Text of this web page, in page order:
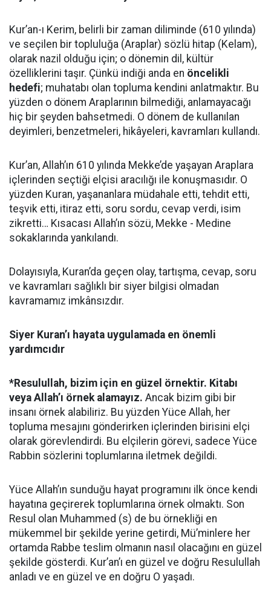
Kur’an-ı Kerim, belirli bir zaman diliminde (610 yılında)
ve seçilen bir topluluğa (Araplar) sözlü hitap (Kelam),
olarak nazil olduğu için; o dönemin dil, kültür
özelliklerini taşır. Çünkü indiği anda en öncelikli
hedefi; muhatabı olan topluma kendini anlatmaktır. Bu
yüzden o dönem Araplarının bilmediği, anlamayacağı
hiç bir şeyden bahsetmedi. O dönem de kullanılan
deyimleri, benzetmeleri, hikâyeleri, kavramları kullandı.
Kur’an, Allah’ın 610 yılında Mekke’de yaşayan Araplara
içlerinden seçtiği elçisi aracılığı ile konuşmasıdır. O
yüzden Kuran, yaşananlara müdahale etti, tehdit etti,
teşvik etti, itiraz etti, soru sordu, cevap verdi, isim
zikretti… Kısacası Allah’ın sözü, Mekke - Medine
sokaklarında yankılandı.
Dolayısıyla, Kuran’da geçen olay, tartışma, cevap, soru
ve kavramları sağlıklı bir siyer bilgisi olmadan
kavramamız imkânsızdır.
Siyer Kuran’ı hayata uygulamada en önemli
yardımcıdır
*Resulullah, bizim için en güzel örnektir. Kitabı
veya Allah’ı örnek alamayız. Ancak bizim gibi bir
insanı örnek alabiliriz. Bu yüzden Yüce Allah, her
topluma mesajını gönderirken içlerinden birisini elçi
olarak görevlendirdi. Bu elçilerin görevi, sadece Yüce
Rabbin sözlerini toplumlarına iletmek değildi.
Yüce Allah’ın sunduğu hayat programını ilk önce kendi
hayatına geçirerek toplumlarına örnek olmaktı. Son
Resul olan Muhammed (s) de bu örnekliği en
mükemmel bir şekilde yerine getirdi, Mü’minlere her
ortamda Rabbe teslim olmanın nasıl olacağını en güzel
şekilde gösterdi. Kur’an’ı en güzel ve doğru Resulullah
anladı ve en güzel ve en doğru O yaşadı.